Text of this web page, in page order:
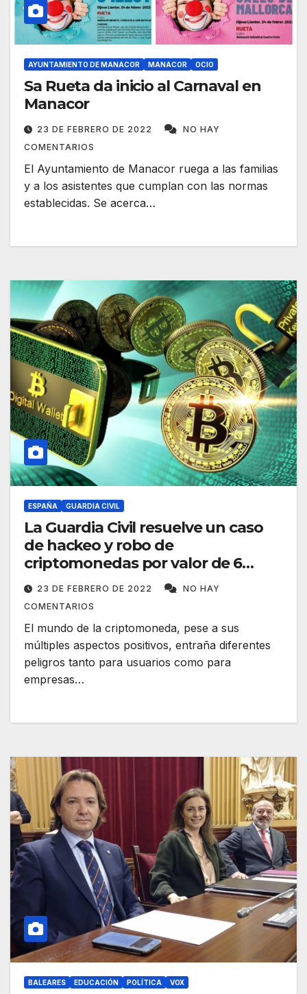
AYUNTAMIENTO DE MANACOR MANACOR OCIO
Sa Rueta da inicio al Carnaval en
Manacor
23 DE FEBRERO DE 2022
NO HAY
COMENTARIOS
El Ayuntamiento de Manacor ruega a las familias
y a los asistentes que cumplan con las normas
establecidas. Se acerca…
ESPAÑA GUARDIA CIVIL
La Guardia Civil resuelve un caso
de hackeo y robo de
criptomonedas por valor de 6
millones de €
23 DE FEBRERO DE 2022
NO HAY
COMENTARIOS
El mundo de la criptomoneda, pese a sus
múltiples aspectos positivos, entraña diferentes
peligros tanto para usuarios como para
empresas…
BALEARES EDUCACIÓN POLÍTICA VOX